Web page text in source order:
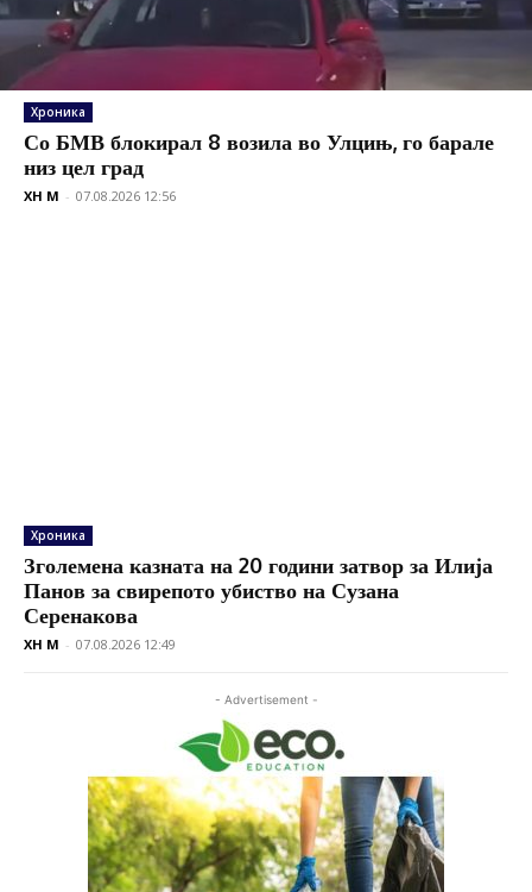
Хроника
Со БМВ блокирал 8 возила во Улцињ, го барале
низ цел град
XH M - 07.08.2026 12:56
Хроника
Зголемена казната на 20 години затвор за Илија
Панов за свирепото убиство на Сузана
Серенакова
XH M - 07.08.2026 12:49
- Advertisement -